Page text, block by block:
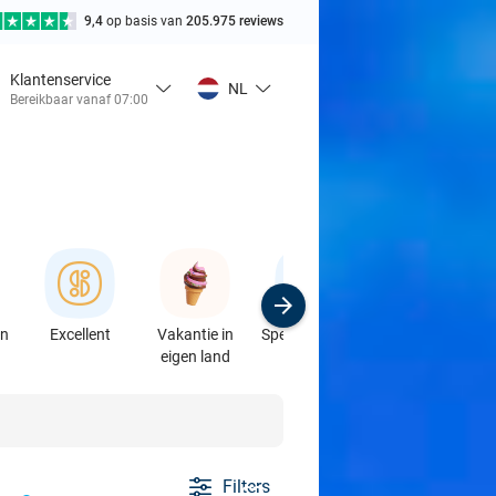
9,4 op basis van 205.975 reviews
Klantenservice
Bereikbaar vanaf 07:00
NL
Excellent
Vakantie in
eigen land
Speciaalzaken
Filters